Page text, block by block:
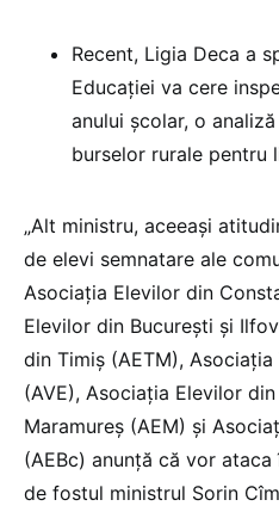
Recent, Ligia Deca a
Educației va cere
anului școlar, o
burselor rurale pentru
„Alt ministru, aceeași
de elevi semnatare ale
Asociația Elevilor din
Elevilor din București și
din Timiș (AETM),
(AVE), Asociația Elevilor din
Maramureș (AEM) și
(AEBc) anunță că vor ataca
de fostul ministrul Sorin